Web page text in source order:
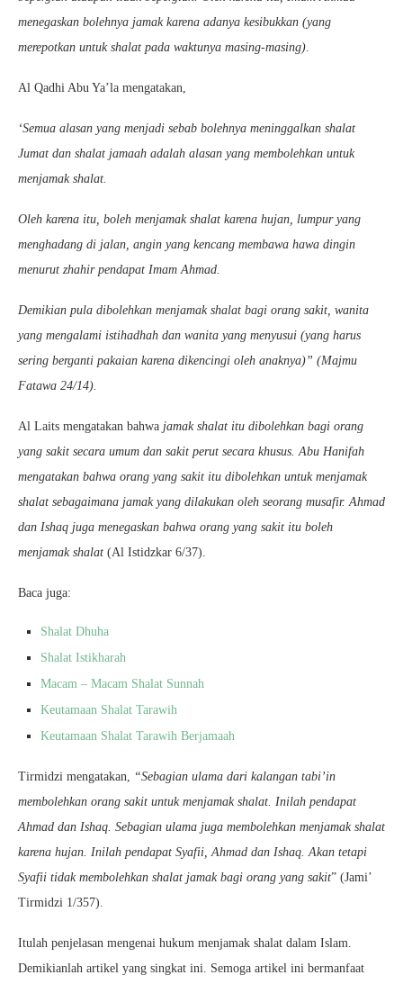
menegaskan bolehnya jamak karena adanya kesibukkan (yang
merepotkan untuk shalat pada waktunya masing-masing).
Al Qadhi Abu Ya’la mengatakan,
‘Semua alasan yang menjadi sebab bolehnya meninggalkan shalat
Jumat dan shalat jamaah adalah alasan yang membolehkan untuk
menjamak shalat.
Oleh karena itu, boleh menjamak shalat karena hujan, lumpur yang
menghadang di jalan, angin yang kencang membawa hawa dingin
menurut zhahir pendapat Imam Ahmad.
Demikian pula dibolehkan menjamak shalat bagi orang sakit, wanita
yang mengalami istihadhah dan wanita yang menyusui (yang harus
sering berganti pakaian karena dikencingi oleh anaknya)” (Majmu
Fatawa 24/14).
Al Laits mengatakan bahwa jamak shalat itu dibolehkan bagi orang
yang sakit secara umum dan sakit perut secara khusus. Abu Hanifah
mengatakan bahwa orang yang sakit itu dibolehkan untuk menjamak
shalat sebagaimana jamak yang dilakukan oleh seorang musafir. Ahmad
dan Ishaq juga menegaskan bahwa orang yang sakit itu boleh
menjamak shalat (Al Istidzkar 6/37).
Baca juga:
Shalat Dhuha
Shalat Istikharah
Macam – Macam Shalat Sunnah
Keutamaan Shalat Tarawih
Keutamaan Shalat Tarawih Berjamaah
Tirmidzi mengatakan, “Sebagian ulama dari kalangan tabi’in
membolehkan orang sakit untuk menjamak shalat. Inilah pendapat
Ahmad dan Ishaq. Sebagian ulama juga membolehkan menjamak shalat
karena hujan. Inilah pendapat Syafii, Ahmad dan Ishaq. Akan tetapi
Syafii tidak membolehkan shalat jamak bagi orang yang sakit” (Jami’
Tirmidzi 1/357).
Itulah penjelasan mengenai hukum menjamak shalat dalam Islam.
Demikianlah artikel yang singkat ini. Semoga artikel ini bermanfaat